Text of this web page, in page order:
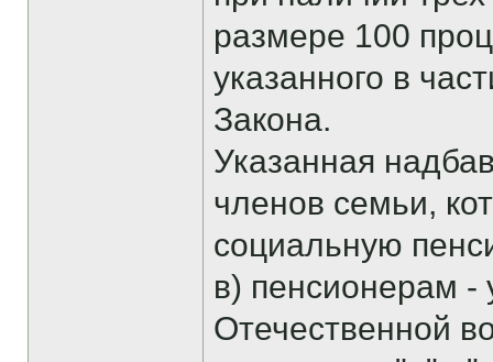
размере 100
указанного в
Закона.
Указанная
членов семьи,
социальную
в) пенсионерам -
Отечественной